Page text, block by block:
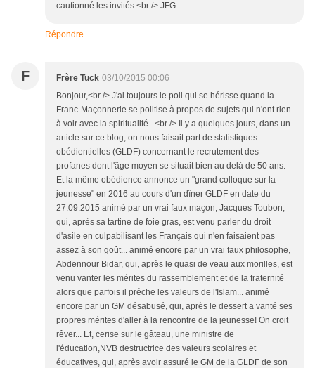
cautionné les invités.<br /> JFG
Répondre
F Frère Tuck 03/10/2015 00:06
Bonjour,<br /> J'ai toujours le poil qui se hérisse quand la
Franc-Maçonnerie se politise à propos de sujets qui n'ont rien
à voir avec la spiritualité...<br /> Il y a quelques jours, dans un
article sur ce blog, on nous faisait part de statistiques
obédientielles (GLDF) concernant le recrutement des
profanes dont l'âge moyen se situait bien au delà de 50 ans.
Et la même obédience annonce un "grand colloque sur la
jeunesse" en 2016 au cours d'un dîner GLDF en date du
27.09.2015 animé par un vrai faux maçon, Jacques Toubon,
qui, après sa tartine de foie gras, est venu parler du droit
d'asile en culpabilisant les Français qui n'en faisaient pas
assez à son goût... animé encore par un vrai faux philosophe,
Abdennour Bidar, qui, après le quasi de veau aux morilles, est
venu vanter les mérites du rassemblement et de la fraternité
alors que parfois il prêche les valeurs de l'Islam... animé
encore par un GM désabusé, qui, après le dessert a vanté ses
propres mérites d'aller à la rencontre de la jeunesse! On croit
rêver... Et, cerise sur le gâteau, une ministre de
l'éducation,NVB destructrice des valeurs scolaires et
éducatives, qui, après avoir assuré le GM de la GLDF de son